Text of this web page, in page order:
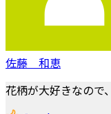
佐藤 和恵
花柄が大好きなので